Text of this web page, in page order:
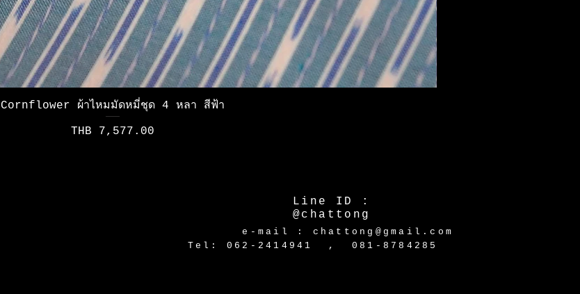
Quick View
Cornflower ผ้าไหมมัดหมี่ชุด 4 หลา สีฟ้า
Price
THB 7,577.00
Line ID :
@chattong
e-mail : chattong@gmail.com
Tel: 062-2414941 , 081-8784285